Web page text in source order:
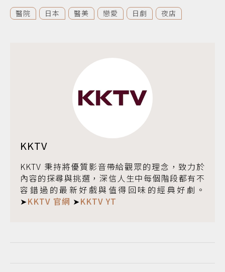
醫院 日本 醫美 戀愛 日劇 夜店
KKTV
KKTV 秉持將優質影音帶給觀眾的理念，致力於
內容的探尋與挑選，深信人生中每個階段都有不
容錯過的最新好戲與值得回味的經典好劇。
➤KKTV 官網 ➤KKTV YT